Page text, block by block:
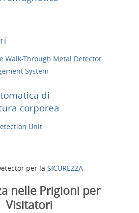
per la SICUREZZA
nelle Prigioni per
Visitatori
Walk-Through Metal Detector
System
di
corporea
Unit